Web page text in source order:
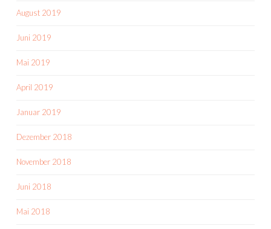
August 2019
Juni 2019
Mai 2019
April 2019
Januar 2019
Dezember 2018
November 2018
Juni 2018
Mai 2018